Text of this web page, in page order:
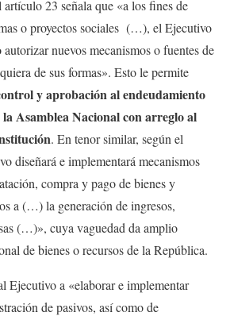
23 señala que «a los fines de
o proyectos sociales (…), el Ejecutivo
nuevos mecanismos o fuentes de
de sus formas». Esto le permite
y aprobación al endeudamiento
Asamblea Nacional con arreglo al
. En tenor similar, según el
diseñará e implementará mecanismos
compra y pago de bienes y
a (…) la generación de ingresos,
(…)», cuya vaguedad da amplio
de bienes o recursos de la República.
Ejecutivo a «elaborar e implementar
de pasivos, así como de